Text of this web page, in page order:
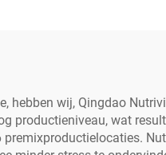
wij, Qingdao
productieniveau, wat